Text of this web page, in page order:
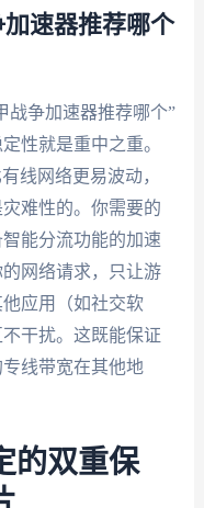
速器推荐哪个
战争加速器推荐哪个”
性就是重中之重。
线网络更易波动，
难性的。你需要的
能分流功能的加速
网络请求，只让游
应用（如社交软
干扰。这既能保证
线带宽在其他地
的双重保